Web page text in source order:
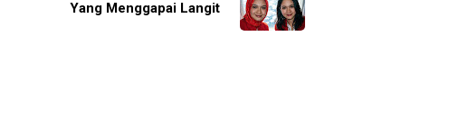
Yang Menggapai Langit